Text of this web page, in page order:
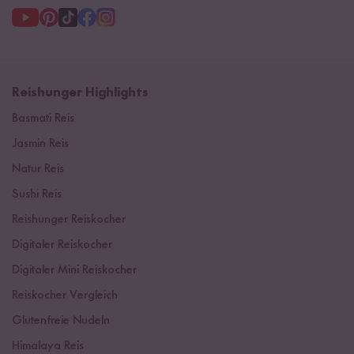
Reishunger Highlights
Basmati Reis
Jasmin Reis
Natur Reis
Sushi Reis
Reishunger Reiskocher
Digitaler Reiskocher
Digitaler Mini Reiskocher
Reiskocher Vergleich
Glutenfreie Nudeln
Himalaya Reis